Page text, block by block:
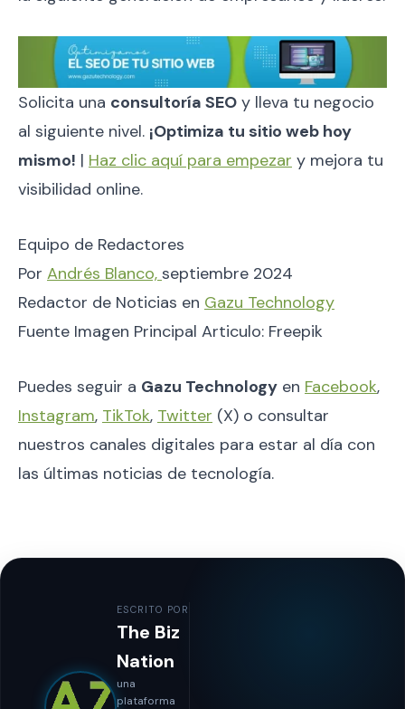
Solicita una consultoría SEO y lleva tu negocio
al siguiente nivel. ¡Optimiza tu sitio web hoy
mismo! | Haz clic aquí para empezar y mejora tu
visibilidad online.
Equipo de Redactores
Por Andrés Blanco, septiembre 2024
Redactor de Noticias en Gazu Technology
Fuente Imagen Principal Articulo: Freepik
Puedes seguir a Gazu Technology en Facebook,
Instagram, TikTok, Twitter (X) o consultar
nuestros canales digitales para estar al día con
las últimas noticias de tecnología.
ESCRITO POR
The Biz
Nation
una
plataforma